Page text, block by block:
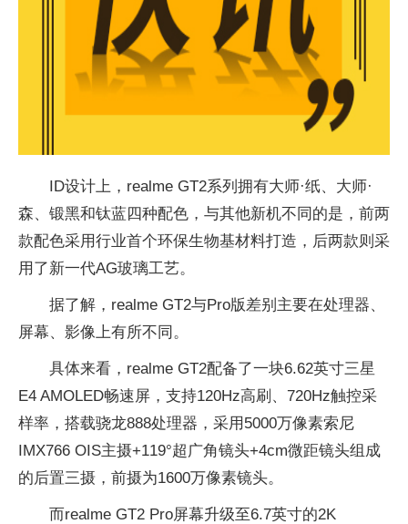
ID设计上，realme GT2系列拥有大师·纸、大师·
森、锻黑和钛蓝四种配色，与其他新机不同的是，前两
款配色采用行业首个环保生物基材料打造，后两款则采
用了新一代AG玻璃工艺。
据了解，realme GT2与Pro版差别主要在处理器、
屏幕、影像上有所不同。
具体来看，realme GT2配备了一块6.62英寸三星
E4 AMOLED畅速屏，支持120Hz高刷、720Hz触控采
样率，搭载骁龙888处理器，采用5000万像素索尼
IMX766 OIS主摄+119°超广角镜头+4cm微距镜头组成
的后置三摄，前摄为1600万像素镜头。
而realme GT2 Pro屏幕升级至6.7英寸的2K